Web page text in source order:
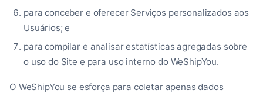
para conceber e oferecer Serviços personalizados aos
Usuários; e
para compilar e analisar estatísticas agregadas sobre
o uso do Site e para uso interno do WeShipYou.
O WeShipYou se esforça para coletar apenas dados